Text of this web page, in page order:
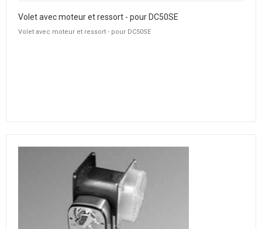
Volet avec moteur et ressort - pour DC50SE
Volet avec moteur et ressort - pour DC50SE